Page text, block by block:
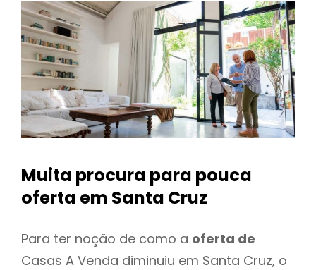
Muita procura para pouca
oferta em Santa Cruz
Para ter noção de como a oferta de
Casas A Venda diminuiu em Santa Cruz, o